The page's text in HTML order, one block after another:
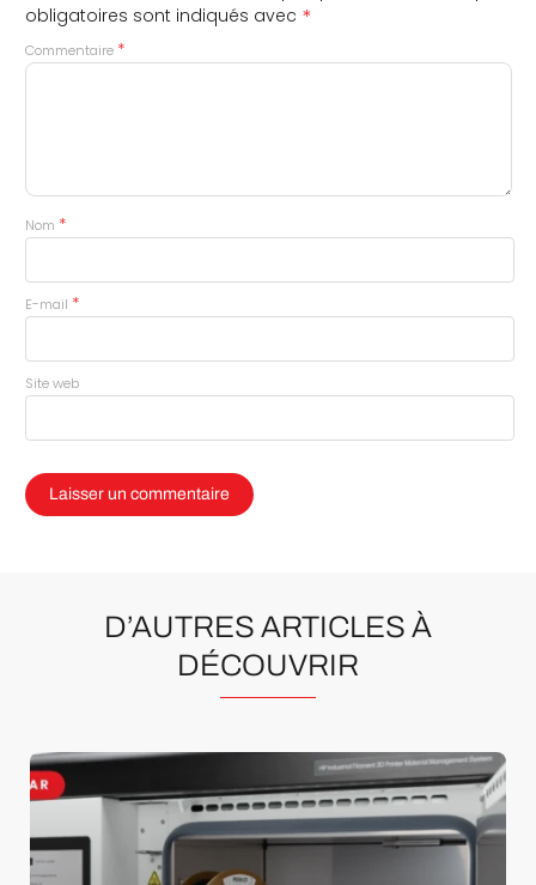
obligatoires sont indiqués avec *
Commentaire *
Nom *
E-mail *
Site web
D’AUTRES ARTICLES À
DÉCOUVRIR